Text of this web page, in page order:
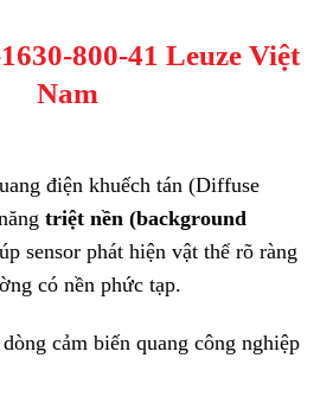
800-41 Leuze Việt
Nam
điện khuếch tán (Diffuse
triệt nền (background
sensor phát hiện vật thể rõ ràng
có nền phức tạp.
cảm biến quang công nghiệp